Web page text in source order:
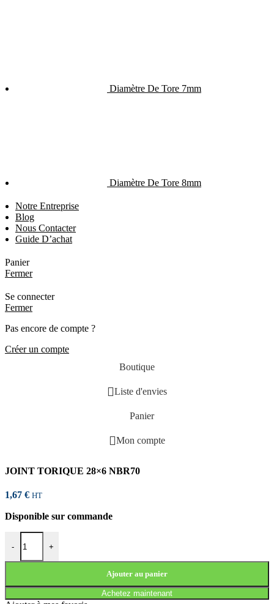
Diamètre De Tore 7mm
Diamètre De Tore 8mm
Notre Entreprise
Blog
Nous Contacter
Guide D’achat
Panier
Fermer
Se connecter
Fermer
Pas encore de compte ?
Créer un compte
Boutique
Liste d'envies
Panier
Mon compte
JOINT TORIQUE 28×6 NBR70
1,67 € HT
Disponible sur commande
-
quantité de JOINT TORIQUE 28x6 NBR70
+
Ajouter au panier
Achetez maintenant